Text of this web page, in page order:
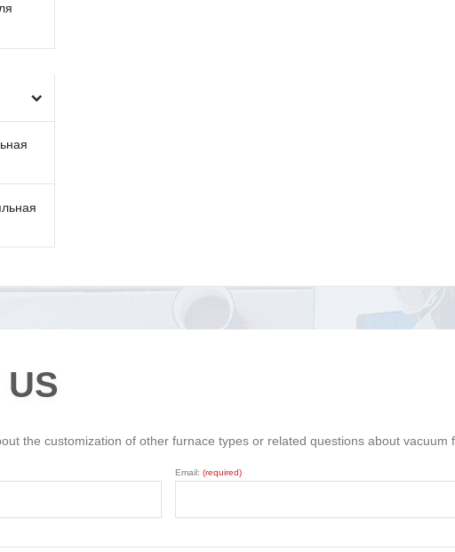
US
the customization of other furnace types or related questions about vacuum
Email: (required)